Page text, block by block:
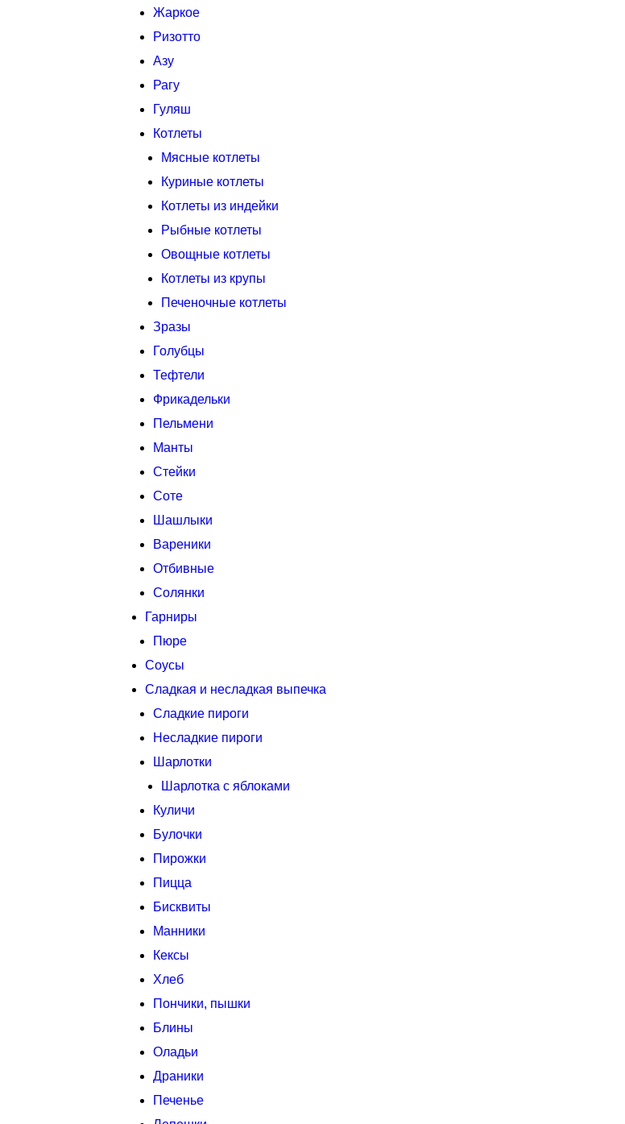
Жаркое
Ризотто
Азу
Рагу
Гуляш
Котлеты
Мясные котлеты
Куриные котлеты
Котлеты из индейки
Рыбные котлеты
Овощные котлеты
Котлеты из крупы
Печеночные котлеты
Зразы
Голубцы
Тефтели
Фрикадельки
Пельмени
Манты
Стейки
Соте
Шашлыки
Вареники
Отбивные
Солянки
Гарниры
Пюре
Соусы
Сладкая и несладкая выпечка
Сладкие пироги
Несладкие пироги
Шарлотки
Шарлотка с яблоками
Куличи
Булочки
Пирожки
Пицца
Бисквиты
Манники
Кексы
Хлеб
Пончики, пышки
Блины
Оладьи
Драники
Печенье